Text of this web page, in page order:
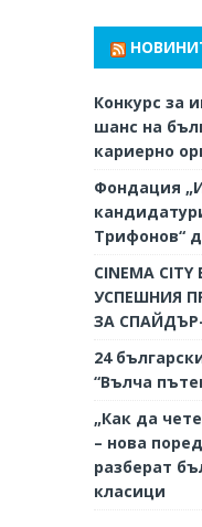
Конкурс за
шанс на
кариерно
Фондация
Трифонов“
CINEMA
УСПЕШНИЯ
ЗА
24
“Вълча
„Как да
– нова
разберат
класици